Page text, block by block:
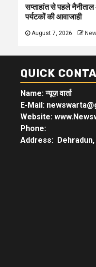
सप्ताहांत से पहले
पर्यटकों की आवाजाही
August 7, 2026
QUICK
Name: न्यूज़ वार्ता
E-Mail:
Website:
Phone:
Address: Dehradun,